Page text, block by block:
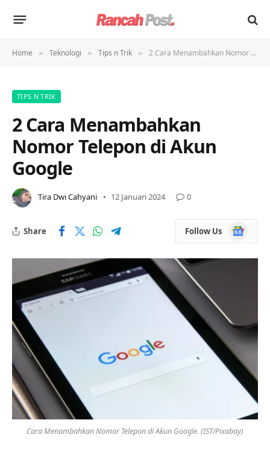
Home » Teknologi » Tips n Trik » 2 Cara Menambahkan Nomor Telepon di Akun Google
TIPS N TRIK
2 Cara Menambahkan
Nomor Telepon di Akun
Google
Tira Dwi Cahyani 12 Januari 2024 0
Share Follow Us
Google
News
Cara Menambahkan Nomor Telepon di Akun Google. (IST/Pixabay)